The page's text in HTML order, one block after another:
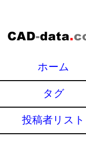
ホーム
タグ
投稿者リスト